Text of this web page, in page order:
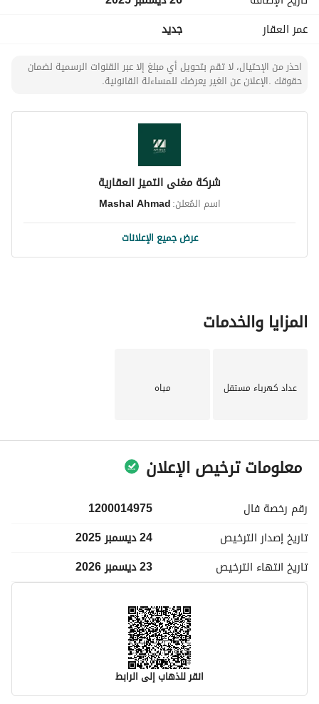
عمر العقار
جديد
احذر من الإحتيال، لا تقم بتحويل أي مبلغ إلا عبر القنوات الرسمية لضمان
حقوقك .الإعلان عن الغير يعرضك للمساءلة القانونية.
شركة مغنى التميز العقارية
اسم المُعلن:Mashal Ahmad
عرض جميع الإعلانات
المزايا والخدمات
عداد كهرباء مستقل مياه
معلومات ترخيص الإعلان
رقم رخصة فال
1200014975
تاريخ إصدار الترخيص
24 ديسمبر 2025
تاريخ انتهاء الترخيص 23 ديسمبر 2026
انقر للذهاب إلى الرابط